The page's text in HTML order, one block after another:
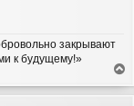
закрывают
к будущему!»
е
р